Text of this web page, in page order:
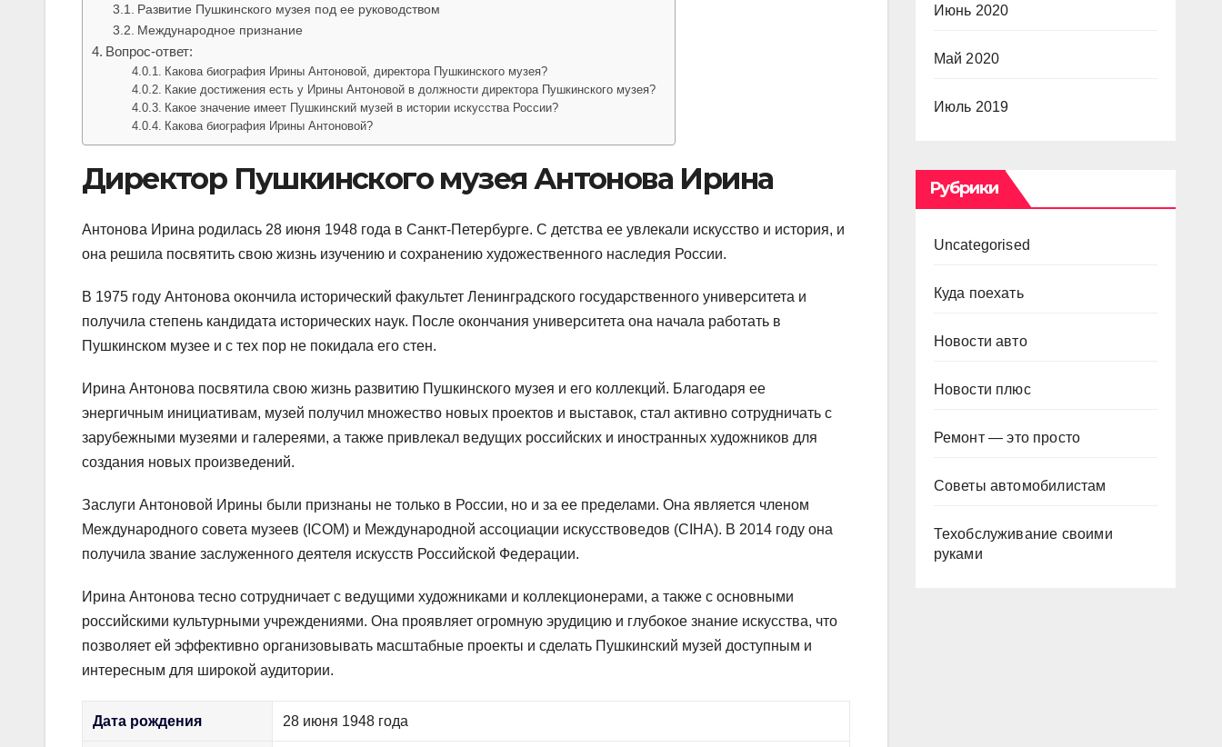
Развитие Пушкинского музея под ее руководством
Международное признание
Вопрос-ответ:
Какова биография Ирины Антоновой, директора Пушкинского музея?
Какие достижения есть у Ирины Антоновой в должности директора Пушкинского музея?
Какое значение имеет Пушкинский музей в истории искусства России?
Какова биография Ирины Антоновой?
Директор Пушкинского музея Антонова Ирина
Антонова Ирина родилась 28 июня 1948 года в Санкт-Петербурге. С детства ее увлекали искусство и история, и
она решила посвятить свою жизнь изучению и сохранению художественного наследия России.
В 1975 году Антонова окончила исторический факультет Ленинградского государственного университета и
получила степень кандидата исторических наук. После окончания университета она начала работать в
Пушкинском музее и с тех пор не покидала его стен.
Ирина Антонова посвятила свою жизнь развитию Пушкинского музея и его коллекций. Благодаря ее
энергичным инициативам, музей получил множество новых проектов и выставок, стал активно сотрудничать с
зарубежными музеями и галереями, а также привлекал ведущих российских и иностранных художников для
создания новых произведений.
Заслуги Антоновой Ирины были признаны не только в России, но и за ее пределами. Она является членом
Международного совета музеев (ICOM) и Международной ассоциации искусствоведов (CIHA). В 2014 году она
получила звание заслуженного деятеля искусств Российской Федерации.
Ирина Антонова тесно сотрудничает с ведущими художниками и коллекционерами, а также с основными
российскими культурными учреждениями. Она проявляет огромную эрудицию и глубокое знание искусства, что
позволяет ей эффективно организовывать масштабные проекты и сделать Пушкинский музей доступным и
интересным для широкой аудитории.
Дата рождения 28 июня 1948 года
Июнь 2020
Май 2020
Июль 2019
Рубрики
Uncategorised
Куда поехать
Новости авто
Новости плюс
Ремонт — это просто
Советы автомобилистам
Техобслуживание своими
руками